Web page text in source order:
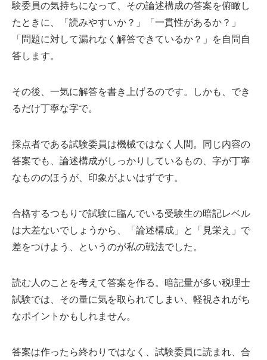
験委員の気持ちになって、その論述構成の答案を俯瞰し
たときに、「読みやすいか？」「一貫性があるか？」
「問題に対して漏れなく解答できているか？」を自問自
答します。
その後、一気に解答を書き上げるのです。しかも、でき
るだけ丁寧な字で。
採点者である試験委員は機械ではなく人間。同じ内容の
答案でも、論述構成がしっかりしているもの、字が丁寧
なもののほうが、印象がよいはずです。
合格するつもりで試験に臨んでいる受験生の暗記レベル
は大差ないでしょうから、「論述構成」と「見栄え」で
差をつけよう、というのが私の戦法でした。
読む人のことを考えて答案を作る。暗記量が多い税理士
試験では、その量に気を取られてしまい、軽視されがち
なポイントかもしれません。
答案は作ったら終わりではなく、試験委員に読まれ、合